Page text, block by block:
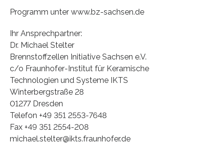
Programm unter www.bz-sachsen.de
Ihr Ansprechpartner:
Dr. Michael Stelter
Brennstoffzellen Initiative Sachsen e.V.
c/o Fraunhofer‐Institut für Keramische
Technologien und Systeme IKTS
Winterbergstraße 28
01277 Dresden
Telefon +49 351 2553‐7648
Fax +49 351 2554‐208
michael.stelter@ikts.fraunhofer.de